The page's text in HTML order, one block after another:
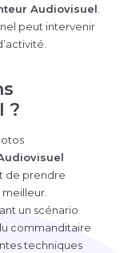
Audiovisuel
peut intervenir
?
de prendre
un scénario
commanditaire
techniques